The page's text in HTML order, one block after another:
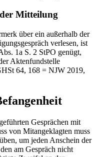
Mitteilung
über ein außerhalb der
verlesen, ist
1a S. 2 StPO genügt,
Aktenfundstelle
64, 168 = NJW 2019,
Gesprächen mit
von Mitangeklagten muss
um jeden Anschein der
am Gespräch nicht